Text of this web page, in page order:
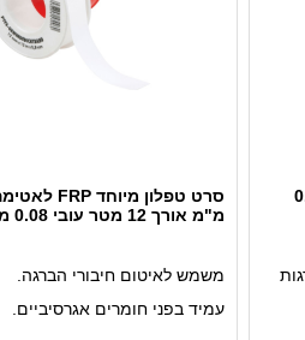
50 מטר - 0.1
מ"מ אורך 12 מטר עובי 0.08 מ"מ
משמש לאיטום חיבורי הברגה.
עמיד בפני חומרים אגרסיביים.